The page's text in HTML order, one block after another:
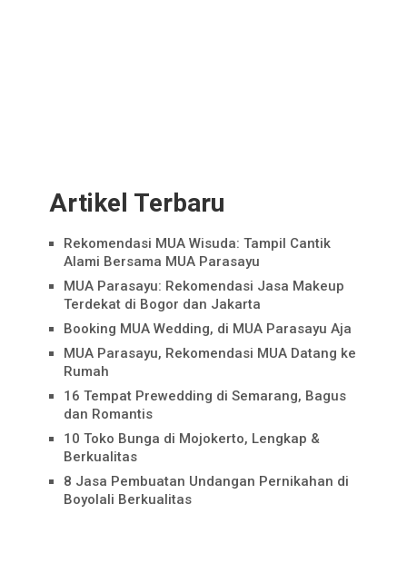
Artikel Terbaru
Rekomendasi MUA Wisuda: Tampil Cantik
Alami Bersama MUA Parasayu
MUA Parasayu: Rekomendasi Jasa Makeup
Terdekat di Bogor dan Jakarta
Booking MUA Wedding, di MUA Parasayu Aja
MUA Parasayu, Rekomendasi MUA Datang ke
Rumah
16 Tempat Prewedding di Semarang, Bagus
dan Romantis
10 Toko Bunga di Mojokerto, Lengkap &
Berkualitas
8 Jasa Pembuatan Undangan Pernikahan di
Boyolali Berkualitas